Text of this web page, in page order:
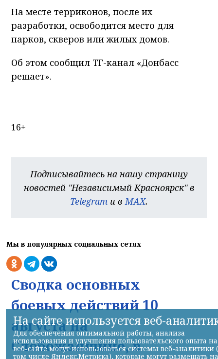
На месте терриконов, после их
разработки, освободится место для
парков, скверов или жилых домов.
Об этом сообщил ТГ-канал «Донбасс
решает».
16+
Подписывайтесь на нашу страницу
новостей "Независимый Красноярск" в
Telegram и вMAX.
Мы в популярных социальных сетях
Сводка основных
боевых действий 10
августа на
Слобожанщине, в
На сайте используется веб-
Для обеспечения оптимальной работы, анализа
использования и улучшения пользовательского опыта на
веб-сайте могут использоваться системы веб-аналитики
том числе Яндекс.Метрика), которые могут размещать на